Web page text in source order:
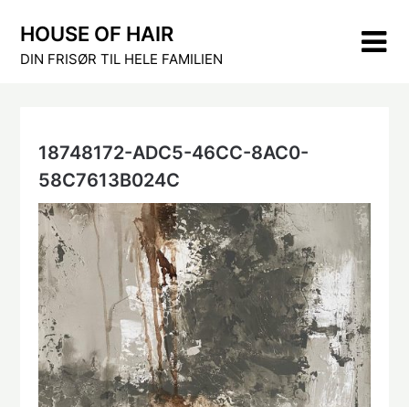
content
HOUSE OF HAIR
DIN FRISØR TIL HELE FAMILIEN
18748172-ADC5-46CC-8AC0-
58C7613B024C